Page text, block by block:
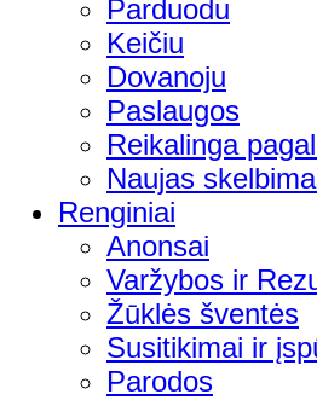
Parduodu
Keičiu
Dovanoju
Paslaugos
Reikalinga
Naujas
Renginiai
Anonsai
Varžybos ir
Žūklės šventės
Susitikimai ir
Parodos